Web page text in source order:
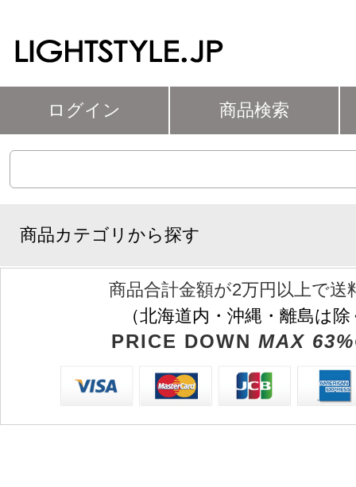
ログイン 商品検索
商品カテゴリから探す
商品合計金額が2万円以上で送
（北海道内・沖縄・離島は
PRICE DOWN MAX